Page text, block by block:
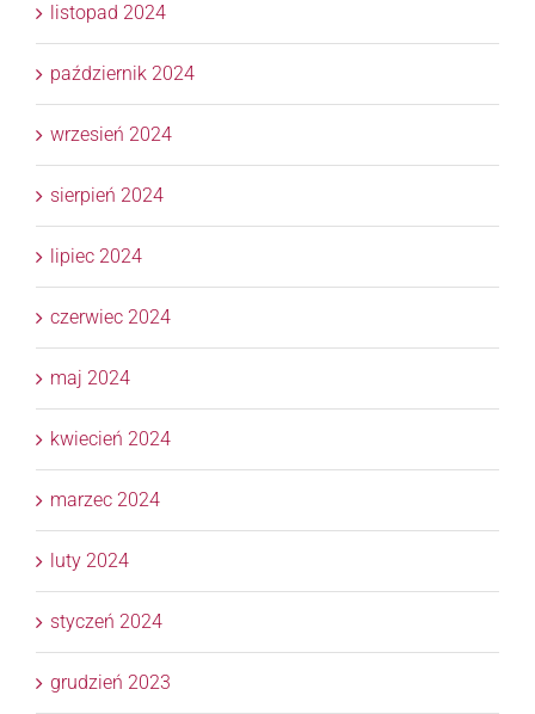
listopad 2024
październik 2024
wrzesień 2024
sierpień 2024
lipiec 2024
czerwiec 2024
maj 2024
kwiecień 2024
marzec 2024
luty 2024
styczeń 2024
grudzień 2023